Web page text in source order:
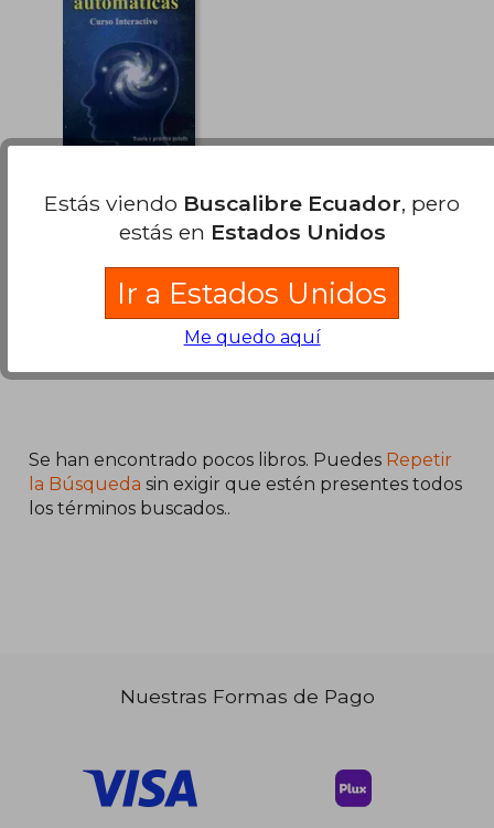
tus Reacciones
Automáticas: Curso
Interactivo: Teoría y
Marly Kuenerz
Se han encontrado pocos libros. Puedes Repetir
la Búsqueda sin exigir que estén presentes todos
los términos buscados..
Nuestras Formas de Pago
Estás viendo Buscalibre Ecuador, pero
estás en Estados Unidos
Ir a Estados Unidos
Me quedo aquí